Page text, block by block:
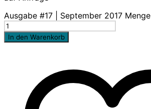
Ausgabe #17 | September 2017 Menge
In den Warenkorb